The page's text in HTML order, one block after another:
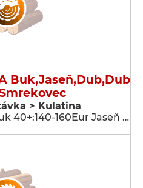
Buk,Jaseň,Dub,Dub
> Kulatina
40+:140-160Eur Jaseň …